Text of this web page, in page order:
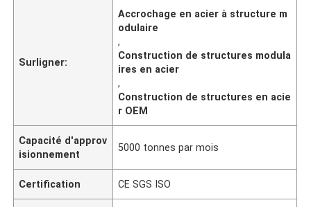
Surligner:
Accrochage en acier à structure m
odulaire
,
Construction de structures modula
ires en acier
,
Construction de structures en acie
r OEM
Capacité d'approv
isionnement
5000 tonnes par mois
Certification CE SGS ISO